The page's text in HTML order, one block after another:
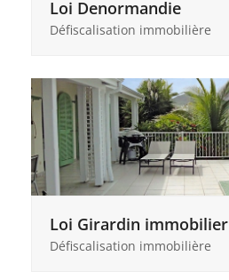
Loi Denormandie
Défiscalisation immobilière
Loi Girardin immobilier
Défiscalisation immobilière